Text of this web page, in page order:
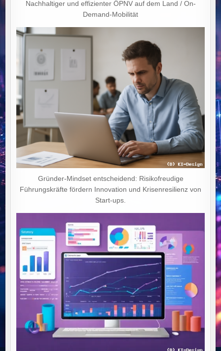
Nachhaltiger und effizienter ÖPNV auf dem Land / On-
Demand-Mobilität
Gründer-Mindset entscheidend: Risikofreudige
Führungskräfte fördern Innovation und Krisenresilienz von
Start-ups.